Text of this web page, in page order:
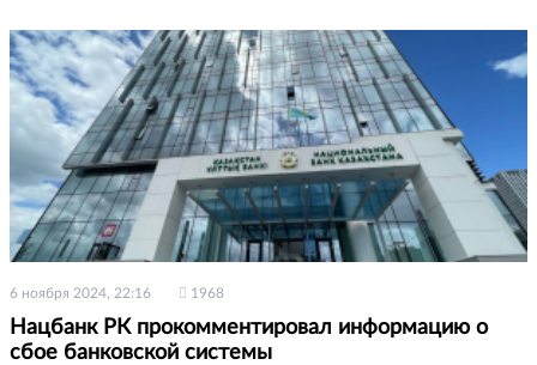
6 ноября 2024, 22:16 1968
Нацбанк РК прокомментировал информацию о
сбое банковской системы